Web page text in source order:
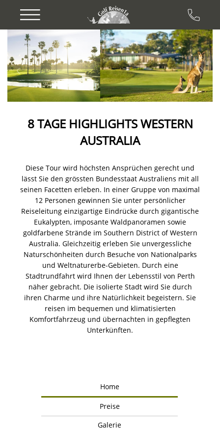
Previous Next
8 TAGE HIGHLIGHTS WESTERN
AUSTRALIA
Diese Tour wird höchsten Ansprüchen gerecht und
lässt Sie den grössten Bundesstaat Australiens mit all
seinen Facetten erleben. In einer Gruppe von maximal
12 Personen gewinnen Sie unter persönlicher
Reiseleitung einzigartige Eindrücke durch gigantische
Eukalypten, imposante Waldpanoramen sowie
goldfarbene Strände im Southern District of Western
Australia. Gleichzeitig erleben Sie unvergessliche
Naturschönheiten durch Besuche von Nationalparks
und Weltnaturerbe-Gebieten. Durch eine
Stadtrundfahrt wird Ihnen der Lebensstil von Perth
näher gebracht. Die isolierte Stadt wird Sie durch
ihren Charme und ihre Natürlichkeit begeistern. Sie
reisen im bequemen und klimatisierten
Komfortfahrzeug und übernachten in gepflegten
Unterkünften.
Home
Preise
Galerie